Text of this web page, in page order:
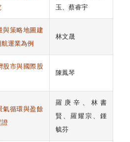
玉、蔡睿宇
與策略地圖建
運業為例
林文晟
股市與國際股
陳鳳琴
氣循環與盈餘
羅庚辛、林書
賢、羅耀宗、鍾
毓芬